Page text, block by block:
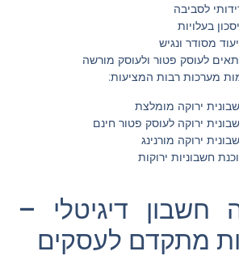
לסביבה
בעלויות
מסודר ונגיש
לעוסק פטור ולעוסק מורשה
מערכות רבות המציעות:
ירוקה מומלצת
ירוקה לעוסק פטור חינם
ירוקה מורנינג
חשבוניות ירוקות
חשבון דיגיטלי –
מתקדם לעסקים